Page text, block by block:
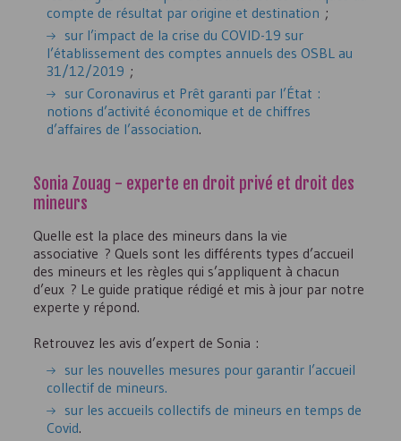
compte de résultat par origine et destination ;
sur l’impact de la crise du COVID-19 sur
l’établissement des comptes annuels des OSBLau
31/12/2019 ;
sur Coronavirus et Prêt garanti par l’État :
notions d’activité économique et de chiffres
d’affaires de l’association.
Sonia Zouag - experte en droit privé et droit des
mineurs
Quelle est la place des mineurs dans la vie
associative ? Quels sont les différents types d’accueil
des mineurs et les règles qui s’appliquent à chacun
d’eux ? Le guide pratique rédigé et mis à jour par notre
experte y répond.
Retrouvez les avis d’expert de Sonia :
sur les nouvelles mesures pour garantir l’accueil
collectif de mineurs.
sur les accueils collectifs de mineurs en temps de
Covid.